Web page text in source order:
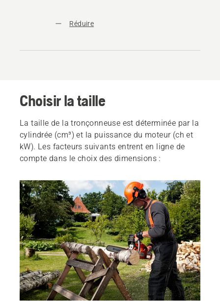
Réduire
Choisir la taille
La taille de la tronçonneuse est déterminée par la
cylindrée (cm³) et la puissance du moteur (ch et
kW). Les facteurs suivants entrent en ligne de
compte dans le choix des dimensions :